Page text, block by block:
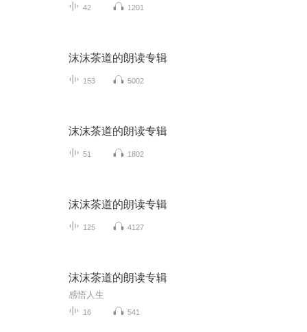
42 1201
沫沫茶道的朗读专辑
153 5002
沫沫茶道的朗读专辑
51 1802
沫沫茶道的朗读专辑
125 4127
沫沫茶道的朗读专辑
感悟人生
16 541